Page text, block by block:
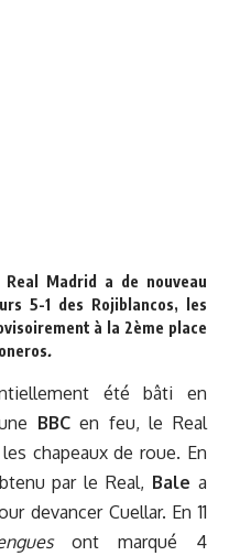
Madrid a de nouveau
5-1 des Rojiblancos,
les
à la 2ème place
.
été bâti en
BBC en feu, le Real
chapeaux de roue. En
par le Real, Bale a
devancer Cuellar. En 11
ont marqué 4